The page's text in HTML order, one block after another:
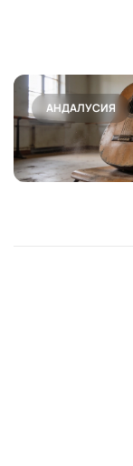
АНДАЛУСИЯ